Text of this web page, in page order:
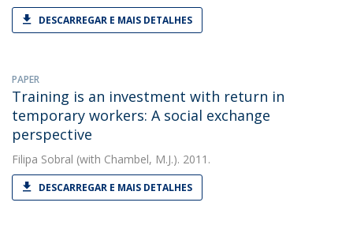
DESCARREGAR E MAIS DETALHES
PAPER
Training is an investment with return in
temporary workers: A social exchange
perspective
Filipa Sobral (with Chambel, M.J.). 2011.
DESCARREGAR E MAIS DETALHES